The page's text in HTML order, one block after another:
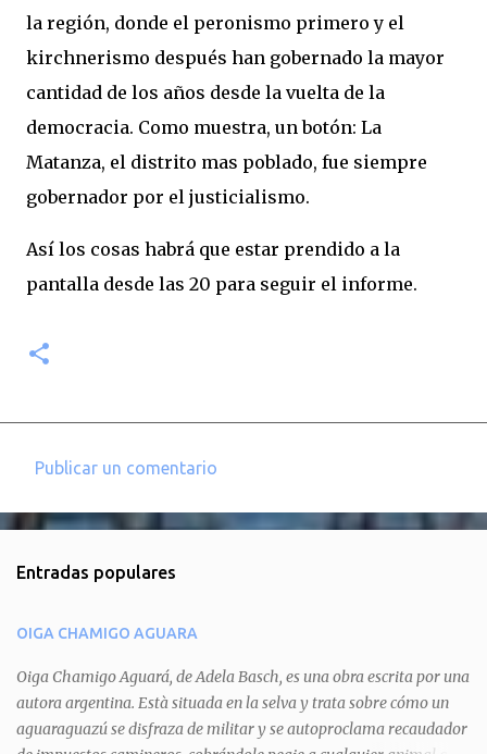
la región, donde el peronismo primero y el
kirchnerismo después han gobernado la mayor
cantidad de los años desde la vuelta de la
democracia. Como muestra, un botón: La
Matanza, el distrito mas poblado, fue siempre
gobernador por el justicialismo.
Así los cosas habrá que estar prendido a la
pantalla desde las 20 para seguir el informe.
o
e
t
a
r
i
Publicar un comentario
Entradas populares
OIGA CHAMIGO AGUARA
Oiga Chamigo Aguará, de Adela Basch, es una obra escrita por una
autora argentina. Està situada en la selva y trata sobre cómo un
aguaraguazú se disfraza de militar y se autoproclama recaudador